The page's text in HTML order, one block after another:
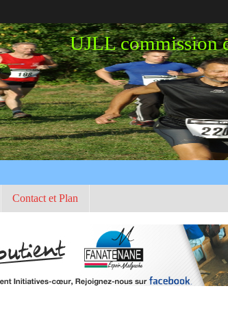
UJLL commission
Contact et Plan